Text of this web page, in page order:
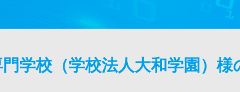
学校（学校法人大和学園）